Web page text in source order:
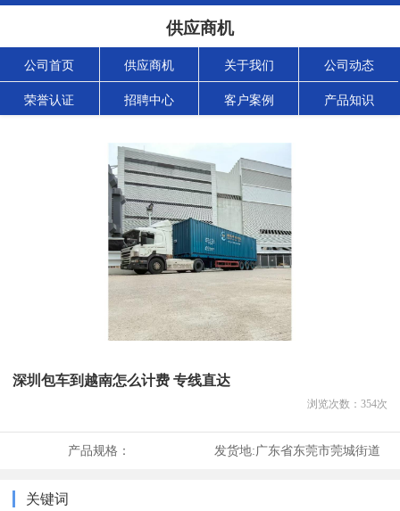
供应商机
公司首页 供应商机 关于我们 公司动态
荣誉认证 招聘中心 客户案例 产品知识
深圳包车到越南怎么计费 专线直达
浏览次数： 354次
产品规格： 发货地:广东省东莞市莞城街道
关键词